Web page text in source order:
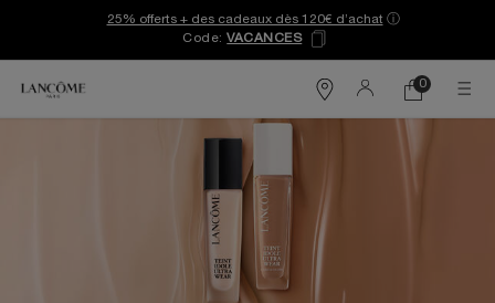
25% offerts + des cadeaux dès 120€ d’achat ⓘ
Code:VACANCES
Trouver
Mon
0
0 produit